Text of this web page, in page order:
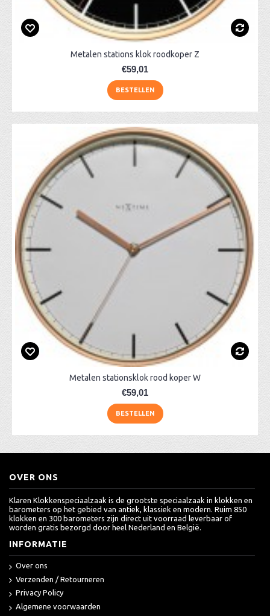
Metalen stations klok roodkoper Z
€59,01
BESTELLEN
Metalen stationsklok rood koper W
€59,01
BESTELLEN
OVER ONS
Klaren Klokkenspeciaalzaak is de grootste speciaalzaak in klokken en
barometers op het gebied van antiek, klassiek en modern. Ruim 850
klokken en 300 barometers zijn direct uit voorraad leverbaar of
worden gratis bezorgd door heel Nederland en België.
INFORMATIE
Over ons
Verzenden / Retourneren
Privacy Policy
Algemene voorwaarden